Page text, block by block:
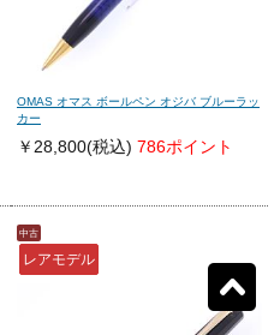
OMAS オマス ボールペン オジバ ブルーラッ
カー
￥28,800(税込) 786ポイント
中古
レアモデル
エス・テー・デュポン
(64)
クロス(25)
プラチナ
ローラー&クライナー